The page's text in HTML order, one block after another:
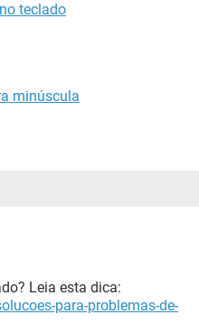
teclado
minúscula
Leia esta dica:
para-problemas-de-